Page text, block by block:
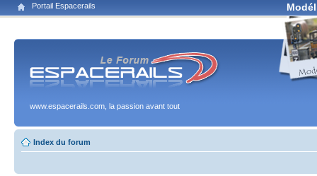
Portail Espacerails
www.espacerails.com, la passion avant tout
Index du forum